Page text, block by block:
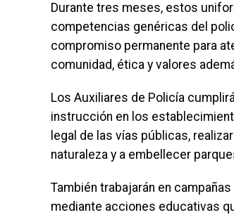
Durante tres meses, estos
competencias genéricas del
compromiso permanente para
comunidad, ética y valores
Los Auxiliares de Policía
instrucción en los
legal de las vías públicas,
naturaleza y a embellecer
También trabajarán en
mediante acciones educativas